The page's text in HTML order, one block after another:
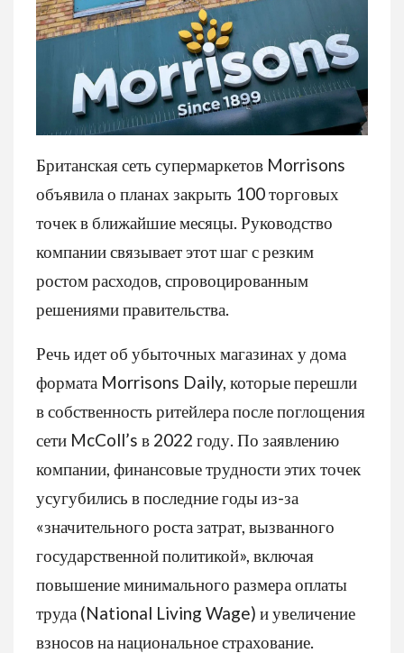
Британская сеть супермаркетов Morrisons
объявила о планах закрыть 100 торговых
точек в ближайшие месяцы. Руководство
компании связывает этот шаг с резким
ростом расходов, спровоцированным
решениями правительства.
Речь идет об убыточных магазинах у дома
формата Morrisons Daily, которые перешли
в собственность ритейлера после поглощения
сети McColl’s в 2022 году. По заявлению
компании, финансовые трудности этих точек
усугубились в последние годы из-за
«значительного роста затрат, вызванного
государственной политикой», включая
повышение минимального размера оплаты
труда (National Living Wage) и увеличение
взносов на национальное страхование.